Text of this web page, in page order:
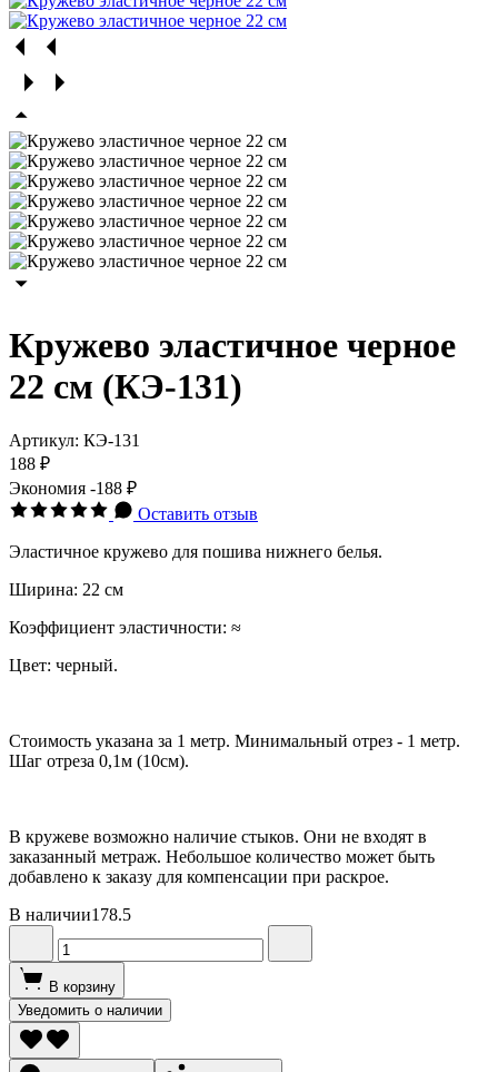
Кружево эластичное черное
22 см (КЭ-131)
Артикул: КЭ-131
188 ₽
Экономия -188 ₽
Оставить отзыв
Эластичное кружево для пошива нижнего белья.
Ширина: 22 см
Коэффициент эластичности: ≈
Цвет: черный.
Стоимость указана за 1 метр. Минимальный отрез - 1 метр.
Шаг отреза 0,1м (10см).
В кружеве возможно наличие стыков. Они не входят в
заказанный метраж. Небольшое количество может быть
добавлено к заказу для компенсации при раскрое.
В наличии178.5
В корзину
Уведомить о наличии